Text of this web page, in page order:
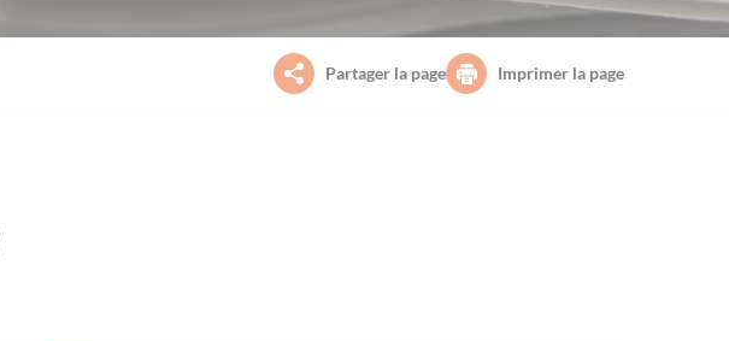
Partager la page Imprimer la page